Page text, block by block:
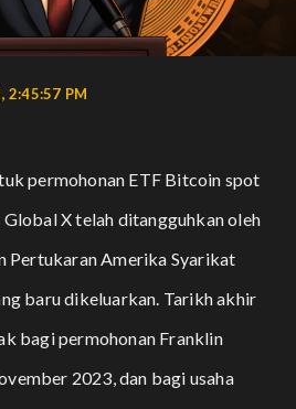
2:45:57 PM
permohonan ETF Bitcoin spot
X telah ditangguhkan oleh
Pertukaran Amerika Syarikat
baru dikeluarkan. Tarikh akhir
bagi permohonan Franklin
2023, dan bagi usaha